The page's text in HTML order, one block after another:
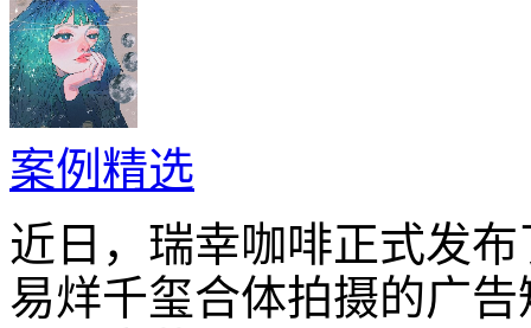
案例精选
近日，瑞幸咖啡正式发
易烊千玺合体拍摄的广